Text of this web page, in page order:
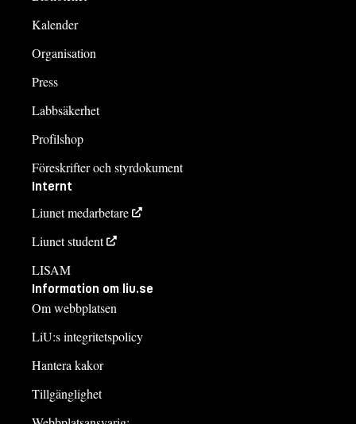
Kalender
Organisation
Press
Labbsäkerhet
Profilshop
Föreskrifter och styrdokument
Internt
Liunet medarbetare
Liunet student
LISAM
Information om liu.se
Om webbplatsen
LiU:s integritetspolicy
Hantera kakor
Tillgänglighet